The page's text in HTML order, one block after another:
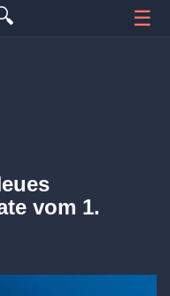
☰
vom 1.